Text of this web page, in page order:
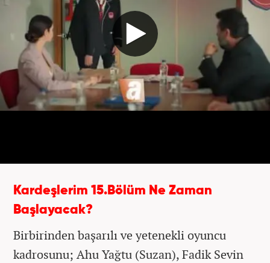
Kardeşlerim 15.Bölüm Ne Zaman
Başlayacak?
Birbirinden başarılı ve yetenekli oyuncu
kadrosunu; Ahu Yağtu (Suzan), Fadik Sevin